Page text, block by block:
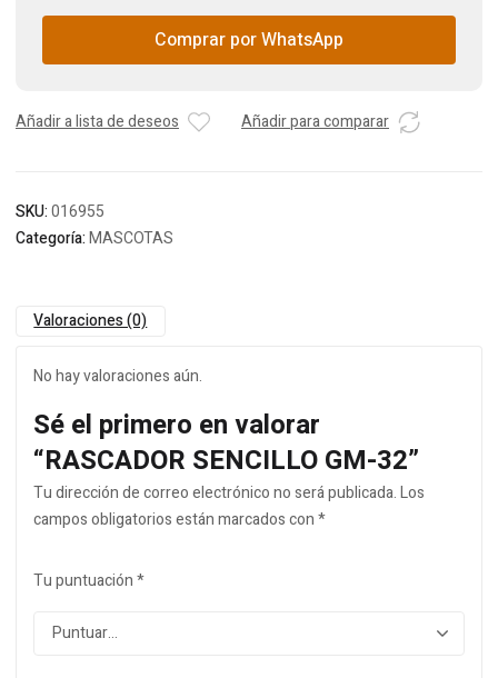
Comprar por WhatsApp
Añadir a lista de deseos Añadir para comparar
SKU:016955
Categoría:MASCOTAS
Valoraciones (0)
No hay valoraciones aún.
Sé el primero en valorar
“RASCADOR SENCILLO GM-32”
Tu dirección de correo electrónico no será publicada.Los
campos obligatorios están marcados con*
Tu puntuación*